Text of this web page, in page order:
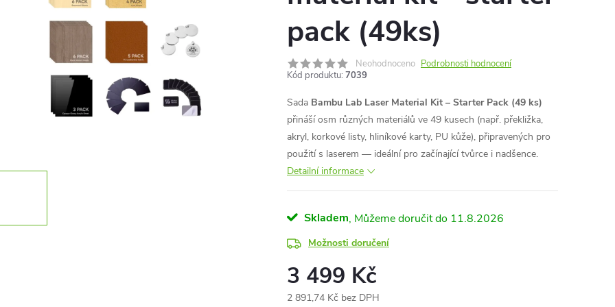
pack (49ks)
Neohodnoceno Podrobnosti hodnocení
Kód produktu: 7039
Sada Bambu Lab Laser Material Kit – Starter Pack (49 ks)
přináší osm různých materiálů ve 49 kusech (např. překližka,
akryl, korkové listy, hliníkové karty, PU kůže), připravených pro
použití s laserem — ideální pro začínající tvůrce i nadšence.
Detailní informace
Skladem 11.8.2026
Možnosti doručení
3 499 Kč
2 891,74 Kč bez DPH